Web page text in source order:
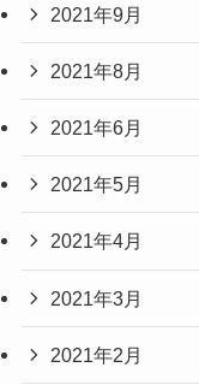
2021年9月
2021年8月
2021年6月
2021年5月
2021年4月
2021年3月
2021年2月